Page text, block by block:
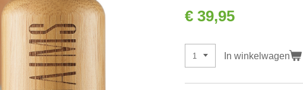
€ 39,95
In winkelwagen